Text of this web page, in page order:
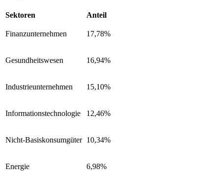
Sektoren Anteil
Finanzunternehmen 17,78%
Gesundheitswesen 16,94%
Industrieunternehmen 15,10%
Informationstechnologie 12,46%
Nicht-Basiskonsumgüter 10,34%
Energie 6,98%